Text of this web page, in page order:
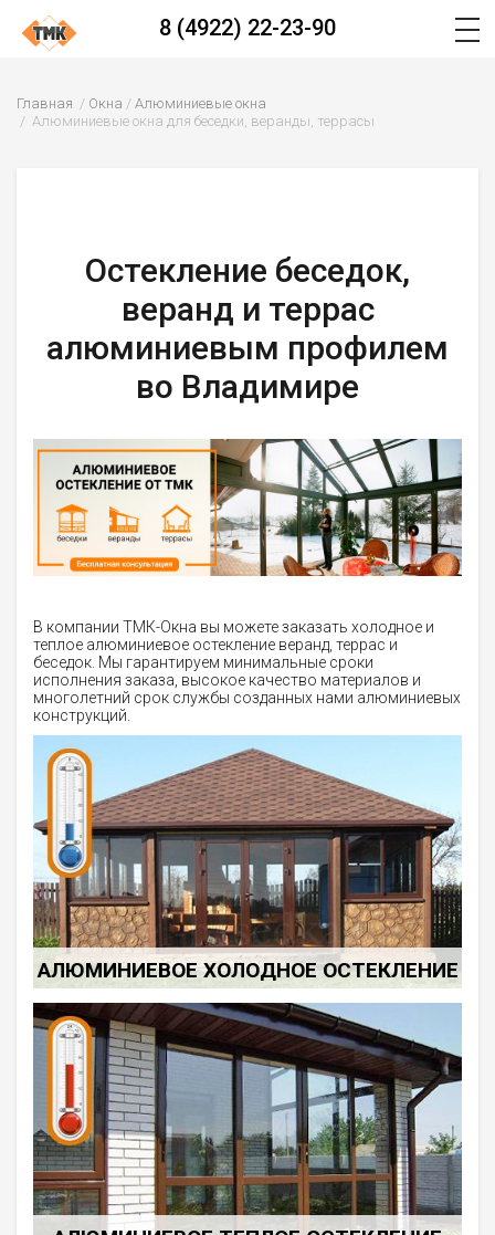
8 (4922) 22-23-90
Главная Окна
Алюминиевые окна
Алюминиевые окна для беседки, веранды, террасы
Остекление беседок,
веранд и террас
алюминиевым профилем
во Владимире
В компании ТМК-Окна вы можете заказать холодное и
теплое алюминиевое остекление веранд, террас и
беседок. Мы гарантируем минимальные сроки
исполнения заказа, высокое качество материалов и
многолетний срок службы созданных нами алюминиевых
конструкций.
АЛЮМИНИЕВОЕ ХОЛОДНОЕ ОСТЕКЛЕНИЕ